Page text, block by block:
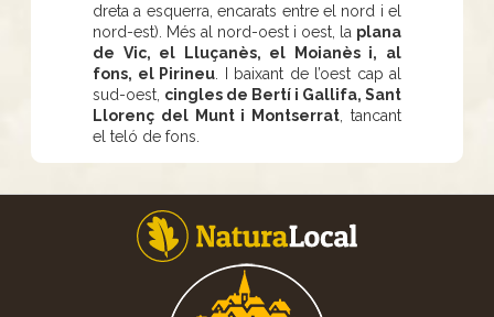
dreta a esquerra, encarats entre el nord i el
nord-est). Més al nord-oest i oest, la plana
de Vic, el Lluçanès, el Moianès i, al
fons, el Pirineu . I baixant de l’oest cap al
sud-oest, cingles de Bertí i Gallifa, Sant
Llorenç del Munt i Montserrat , tancant
el teló de fons.